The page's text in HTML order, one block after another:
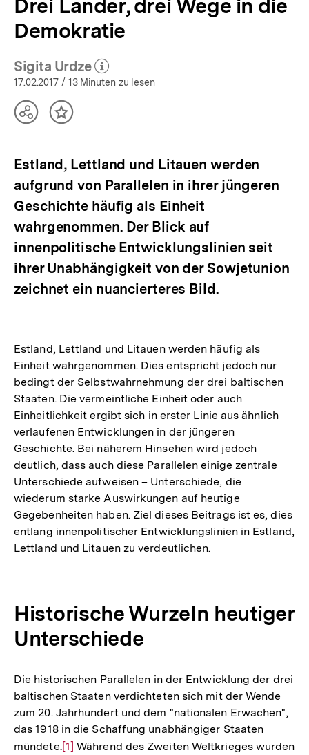
Drei Länder, drei Wege in die
Demokratie
Sigita Urdze
(Mehr zum Autor)
öffnen
17.02.2017 / 13 Minuten zu lesen
TeilenInhalt
Estland, Lettland und Litauen werden
aufgrund von Parallelen in ihrer jüngeren
Geschichte häufig als Einheit
wahrgenommen. Der Blick auf
innenpolitische Entwicklungslinien seit
ihrer Unabhängigkeit von der Sowjetunion
zeichnet ein nuancierteres Bild.
Estland, Lettland und Litauen werden häufig als
Einheit wahrgenommen. Dies entspricht jedoch nur
bedingt der Selbstwahrnehmung der drei baltischen
Staaten. Die vermeintliche Einheit oder auch
Einheitlichkeit ergibt sich in erster Linie aus ähnlich
verlaufenen Entwicklungen in der jüngeren
Geschichte. Bei näherem Hinsehen wird jedoch
deutlich, dass auch diese Parallelen einige zentrale
Unterschiede aufweisen – Unterschiede, die
wiederum starke Auswirkungen auf heutige
Gegebenheiten haben. Ziel dieses Beitrags ist es, dies
entlang innenpolitischer Entwicklungslinien in Estland,
Lettland und Litauen zu verdeutlichen.
Historische Wurzeln heutiger
Unterschiede
Die historischen Parallelen in der Entwicklung der drei
baltischen Staaten verdichteten sich mit der Wende
zum 20. Jahrhundert und dem "nationalen Erwachen",
das 1918 in die Schaffung unabhängiger Staaten
mündete.Zur
[1] Während des Zweiten Weltkrieges wurden